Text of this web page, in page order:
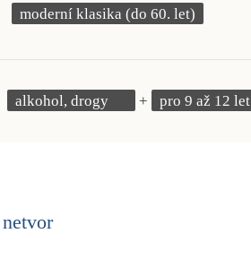
moderní klasika (do 60. let)
alkohol, drogy pro 9 až 12 let